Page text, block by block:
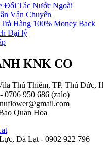
Đối Tác Nước Ngoài
Vận Chuyển
Hàng 100% Money Back
Đại lý
KNK CO
Thủ Thiêm, TP. Thủ Đức,
0706 950 686 (zalo)
Quan Hoa
Đà Lạt - 0902 922 796